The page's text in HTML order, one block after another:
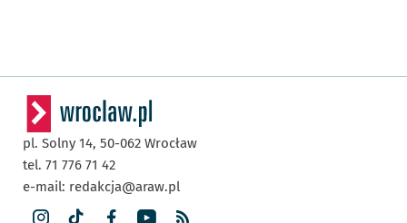
pl. Solny 14, 50-062 Wrocław
tel. 71 776 71 42
e-mail: redakcja@araw.pl